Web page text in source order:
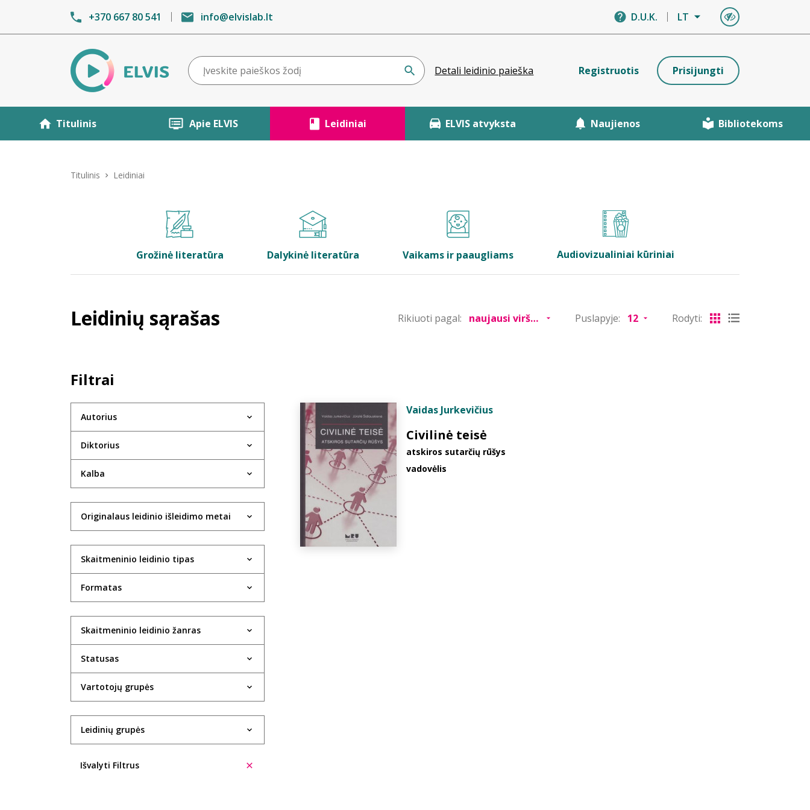
+370 667 80 541 info@elvislab.lt D.U.K. LT
Detali leidinio paieška Registruotis Prisijungti
Titulinis Apie ELVIS Leidiniai ELVIS atvyksta Naujienos Bibliotekoms
Titulinis Leidiniai
Grožinė literatūra Dalykinė literatūra Vaikams ir paaugliams Audiovizualiniai kūriniai
Leidinių sąrašas Rikiuoti pagal: Puslapyje: Rodyti:
Filtrai
Autorius
Diktorius
Kalba
Originalaus leidinio išleidimo metai
Skaitmeninio leidinio tipas
Formatas
Skaitmeninio leidinio žanras
Statusas
Vartotojų grupės
Leidinių grupės
Išvalyti Filtrus
Vaidas Jurkevičius
Civilinė teisė
atskiros sutarčių rūšys
vadovėlis